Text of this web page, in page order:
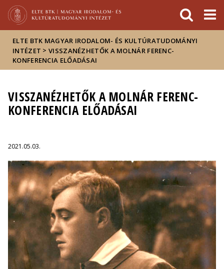
Hírek
Események
ELTE a
sajtóban
ELTE BTK MAGYAR IRODALOM- ÉS KULTÚRATUDOMÁNYI
INTÉZET >VISSZANÉZHETŐK A MOLNÁR FERENC-
KONFERENCIA ELŐADÁSAI
VISSZANÉZHETŐK A MOLNÁR FERENC-
KONFERENCIA ELŐADÁSAI
2021.05.03.